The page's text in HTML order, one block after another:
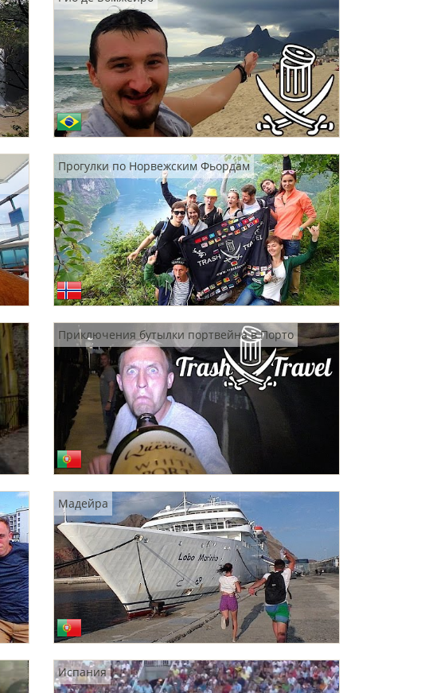
Прогулки по Норвежским Фьордам
Приключения бутылки портвейна в Порто
Мадейра
Испания